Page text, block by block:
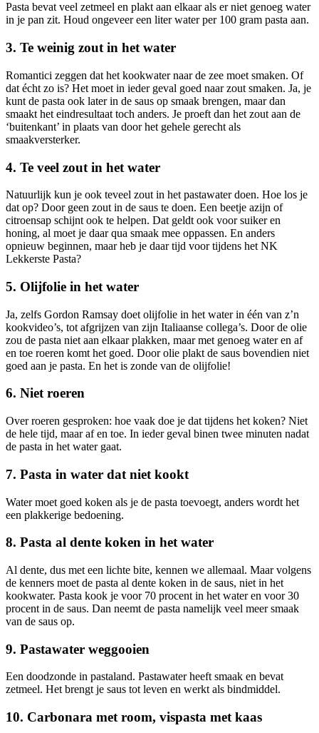
Pasta bevat veel zetmeel en plakt aan elkaar als er niet genoeg water
in je pan zit. Houd ongeveer een liter water per 100 gram pasta aan.
3. Te weinig zout in het water
Romantici zeggen dat het kookwater naar de zee moet smaken. Of
dat écht zo is? Het moet in ieder geval goed naar zout smaken. Ja, je
kunt de pasta ook later in de saus op smaak brengen, maar dan
smaakt het eindresultaat toch anders. Je proeft dan het zout aan de
‘buitenkant’ in plaats van door het gehele gerecht als
smaakversterker.
4. Te veel zout in het water
Natuurlijk kun je ook teveel zout in het pastawater doen. Hoe los je
dat op? Door geen zout in de saus te doen. Een beetje azijn of
citroensap schijnt ook te helpen. Dat geldt ook voor suiker en
honing, al moet je daar qua smaak mee oppassen. En anders
opnieuw beginnen, maar heb je daar tijd voor tijdens het NK
Lekkerste Pasta?
5. Olijfolie in het water
Ja, zelfs Gordon Ramsay doet olijfolie in het water in één van z’n
kookvideo’s, tot afgrijzen van zijn Italiaanse collega’s. Door de olie
zou de pasta niet aan elkaar plakken, maar met genoeg water en af
en toe roeren komt het goed. Door olie plakt de saus bovendien niet
goed aan je pasta. En het is zonde van de olijfolie!
6. Niet roeren
Over roeren gesproken: hoe vaak doe je dat tijdens het koken? Niet
de hele tijd, maar af en toe. In ieder geval binen twee minuten nadat
de pasta in het water gaat.
7. Pasta in water dat niet kookt
Water moet goed koken als je de pasta toevoegt, anders wordt het
een plakkerige bedoening.
8. Pasta al dente koken in het water
Al dente, dus met een lichte bite, kennen we allemaal. Maar volgens
de kenners moet de pasta al dente koken in de saus, niet in het
kookwater. Pasta kook je voor 70 procent in het water en voor 30
procent in de saus. Dan neemt de pasta namelijk veel meer smaak
van de saus op.
9. Pastawater weggooien
Een doodzonde in pastaland. Pastawater heeft smaak en bevat
zetmeel. Het brengt je saus tot leven en werkt als bindmiddel.
10. Carbonara met room, vispasta met kaas